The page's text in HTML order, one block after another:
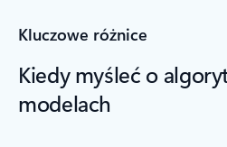
Kluczowe różnice
Kiedy myśleć o
modelach